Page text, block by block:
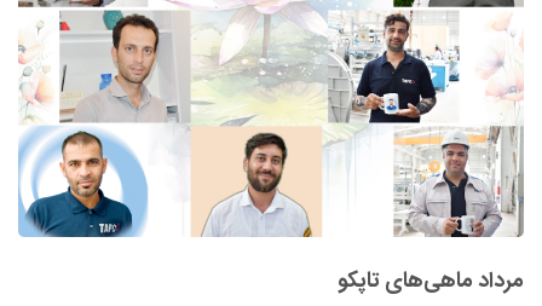
مرداد ماهی‌های تاپکو